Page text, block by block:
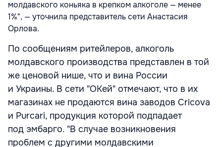
молдавского коньяка в крепком алкоголе — менее
1%", — уточнила представитель сети Анастасия
Орлова.
По сообщениям ритейлеров, алкоголь
молдавского производства представлен в той
же ценовой нише, что и вина России
и Украины. В сети "ОКей" отмечают, что в их
магазинах не продаются вина заводов Cricova
и Purcari, продукция которой подпадает
под эмбарго. "В случае возникновения
проблем с другими молдавскими